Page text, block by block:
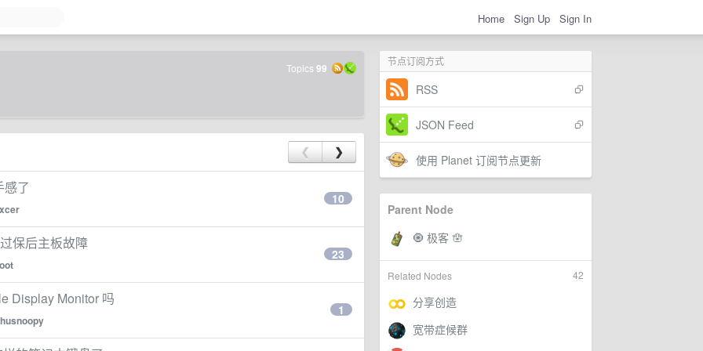
Home Sign Up Sign In
节点订阅方式
RSS
JSON Feed
使用 Planet 订阅节点更新
Parent Node
42
Related Nodes
Topics 99
❮ ❯
了
10
保后主板故障
23
Display Monitor 吗
1